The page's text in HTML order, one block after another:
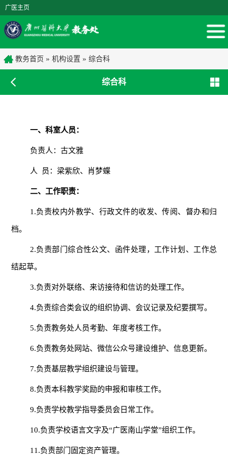
广医主页
教务首页 » 机构设置 » 综合科
综合科
一、科室人员：
负责人：古文雅
人 员：梁紫欣、肖梦蝶
二、工作职责：
1.负责校内外教学、行政文件的收发、传阅、督办和归
档。
2.负责部门综合性公文、函件处理，工作计划、工作总
结起草。
3.负责对外联络、来访接待和信访的处理工作。
4.负责综合类会议的组织协调、会议记录及纪要撰写。
5.负责教务处人员考勤、年度考核工作。
6.负责教务处网站、微信公众号建设维护、信息更新。
7.负责基层教学组织建设与管理。
8.负责本科教学奖励的申报和审核工作。
9.负责学校教学指导委员会日常工作。
10.负责学校语言文字及“广医南山学堂”组织工作。
11.负责部门固定资产管理。